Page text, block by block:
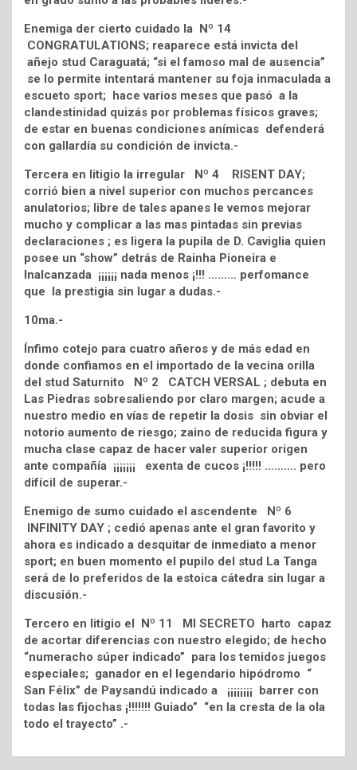
Enemiga der cierto cuidado la Nº 14
CONGRATULATIONS; reaparece está invicta del
añejo stud Caraguatá; “si el famoso mal de ausencia”
se lo permite intentará mantener su foja inmaculada a
escueto sport; hace varios meses que pasó a la
clandestinidad quizás por problemas físicos graves;
de estar en buenas condiciones anímicas defenderá
con gallardía su condición de invicta.-
Tercera en litigio la irregular Nº 4 RISENT DAY;
corrió bien a nivel superior con muchos percances
anulatorios; libre de tales apanes le vemos mejorar
mucho y complicar a las mas pintadas sin previas
declaraciones ; es ligera la pupila de D. Caviglia quien
posee un “show” detrás de Rainha Pioneira e
Inalcanzada ¡¡¡¡¡¡ nada menos ¡!!! ……… perfomance
que la prestigia sin lugar a dudas.-
10ma.-
Ínfimo cotejo para cuatro añeros y de más edad en
donde confiamos en el importado de la vecina orilla
del stud Saturnito Nº 2 CATCH VERSAL ; debuta en
Las Piedras sobresaliendo por claro margen; acude a
nuestro medio en vías de repetir la dosis sin obviar el
notorio aumento de riesgo; zaino de reducida figura y
mucha clase capaz de hacer valer superior origen
ante compañía ¡¡¡¡¡¡¡ exenta de cucos ¡!!!!! ………. pero
difícil de superar.-
Enemigo de sumo cuidado el ascendente Nº 6
INFINITY DAY ; cedió apenas ante el gran favorito y
ahora es indicado a desquitar de inmediato a menor
sport; en buen momento el pupilo del stud La Tanga
será de lo preferidos de la estoica cátedra sin lugar a
discusión.-
Tercero en litigio el Nº 11 MI SECRETO harto capaz
de acortar diferencias con nuestro elegido; de hecho
“numeracho súper indicado” para los temidos juegos
especiales; ganador en el legendario hipódromo “
San Félix” de Paysandú indicado a ¡¡¡¡¡¡¡¡ barrer con
todas las fijochas ¡!!!!!!! Guiado” “en la cresta de la ola
todo el trayecto” .-